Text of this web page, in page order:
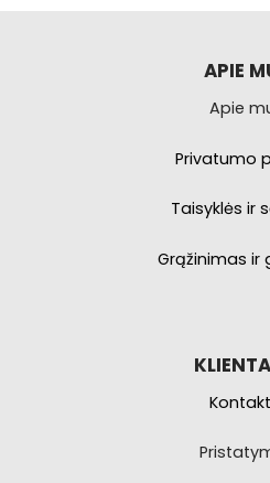
APIE
Apie
Privatumo
Taisyklės ir
Grąžinimas ir